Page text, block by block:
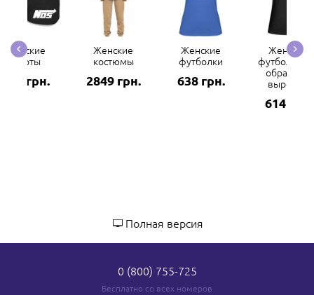
Женские
шорты
132 грн.
Женские
костюмы
2849 грн.
Женские
футболки
638 грн.
Женские
футболки с
образным
вырезом
614 грн.
Полная версия
0 (800) 755-725
Бесплатно со всех номеров